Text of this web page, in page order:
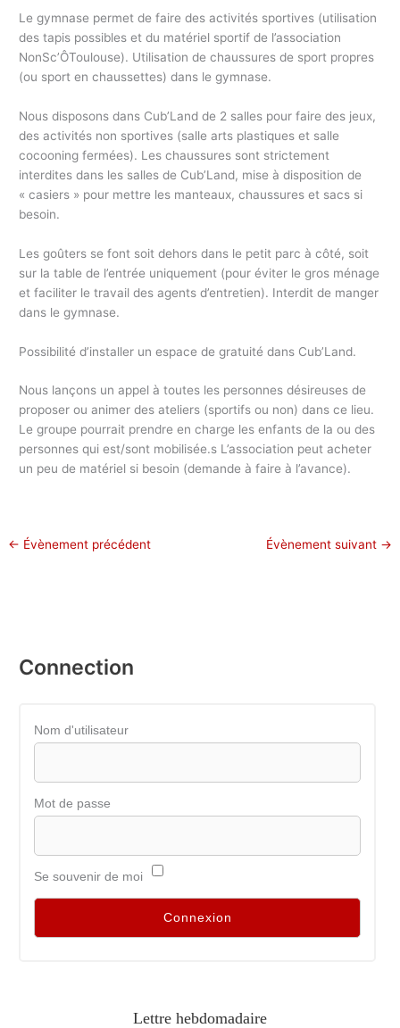
Le gymnase permet de faire des activités sportives (utilisation
des tapis possibles et du matériel sportif de l’association
NonSc’ÔToulouse). Utilisation de chaussures de sport propres
(ou sport en chaussettes) dans le gymnase.
Nous disposons dans Cub’Land de 2 salles pour faire des jeux,
des activités non sportives (salle arts plastiques et salle
cocooning fermées). Les chaussures sont strictement
interdites dans les salles de Cub’Land, mise à disposition de
« casiers » pour mettre les manteaux, chaussures et sacs si
besoin.
Les goûters se font soit dehors dans le petit parc à côté, soit
sur la table de l’entrée uniquement (pour éviter le gros ménage
et faciliter le travail des agents d’entretien). Interdit de manger
dans le gymnase.
Possibilité d’installer un espace de gratuité dans Cub’Land.
Nous lançons un appel à toutes les personnes désireuses de
proposer ou animer des ateliers (sportifs ou non) dans ce lieu.
Le groupe pourrait prendre en charge les enfants de la ou des
personnes qui est/sont mobilisée.s L’association peut acheter
un peu de matériel si besoin (demande à faire à l’avance).
← Évènement précédent Évènement suivant →
Connection
Nom d'utilisateur
Mot de passe
Se souvenir de moi
Lettre hebdomadaire